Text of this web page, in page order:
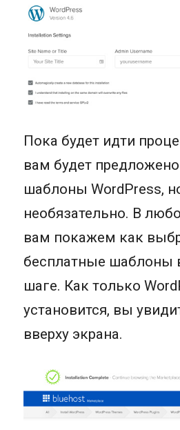
Пока будет идти
вам будет
шаблоны WordPress,
необязательно. В
вам покажем как
бесплатные шаблоны
шаге. Как только
установится, вы
вверху экрана.